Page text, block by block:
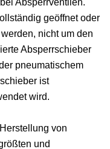
Absperrventilen.
geöffnet oder
nicht um den
Absperrschieber
pneumatischem
ist
wird.
von
und